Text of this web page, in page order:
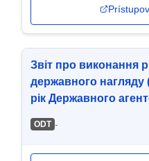
Звіт про виконання
державного нагляду
рік Державного
ODT -